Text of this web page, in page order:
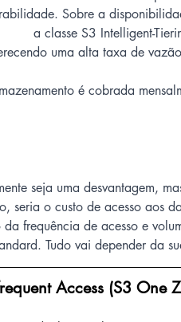
Sobre a
a classe S3
uma alta taxa de
é cobrada
seja uma desvantagem,
seria o custo de acesso aos
frequência de acesso e
Tudo vai depender da
Access (S3 One